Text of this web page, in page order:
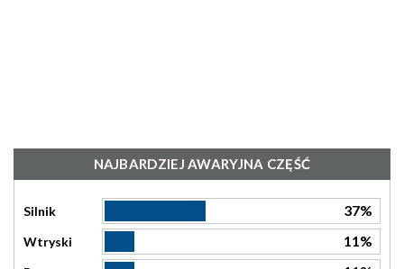
NAJBARDZIEJ AWARYJNA CZĘŚĆ
Silnik 37%
Wtryski 11%